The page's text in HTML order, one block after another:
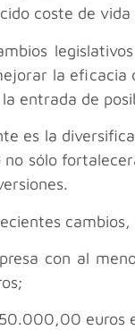
coste de
la
entrada de
es la
sólo
con al
euros